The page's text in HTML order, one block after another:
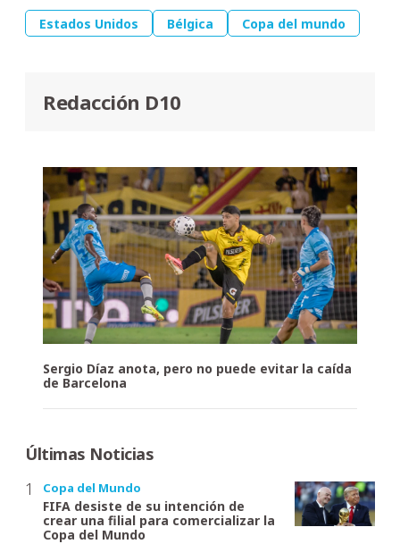
Estados Unidos Bélgica Copa del mundo
Redacción D10
Sergio Díaz anota, pero no puede evitar la caída
de Barcelona
Últimas Noticias
Copa del Mundo
FIFA desiste de su intención de
crear una filial para comercializar la
Copa del Mundo